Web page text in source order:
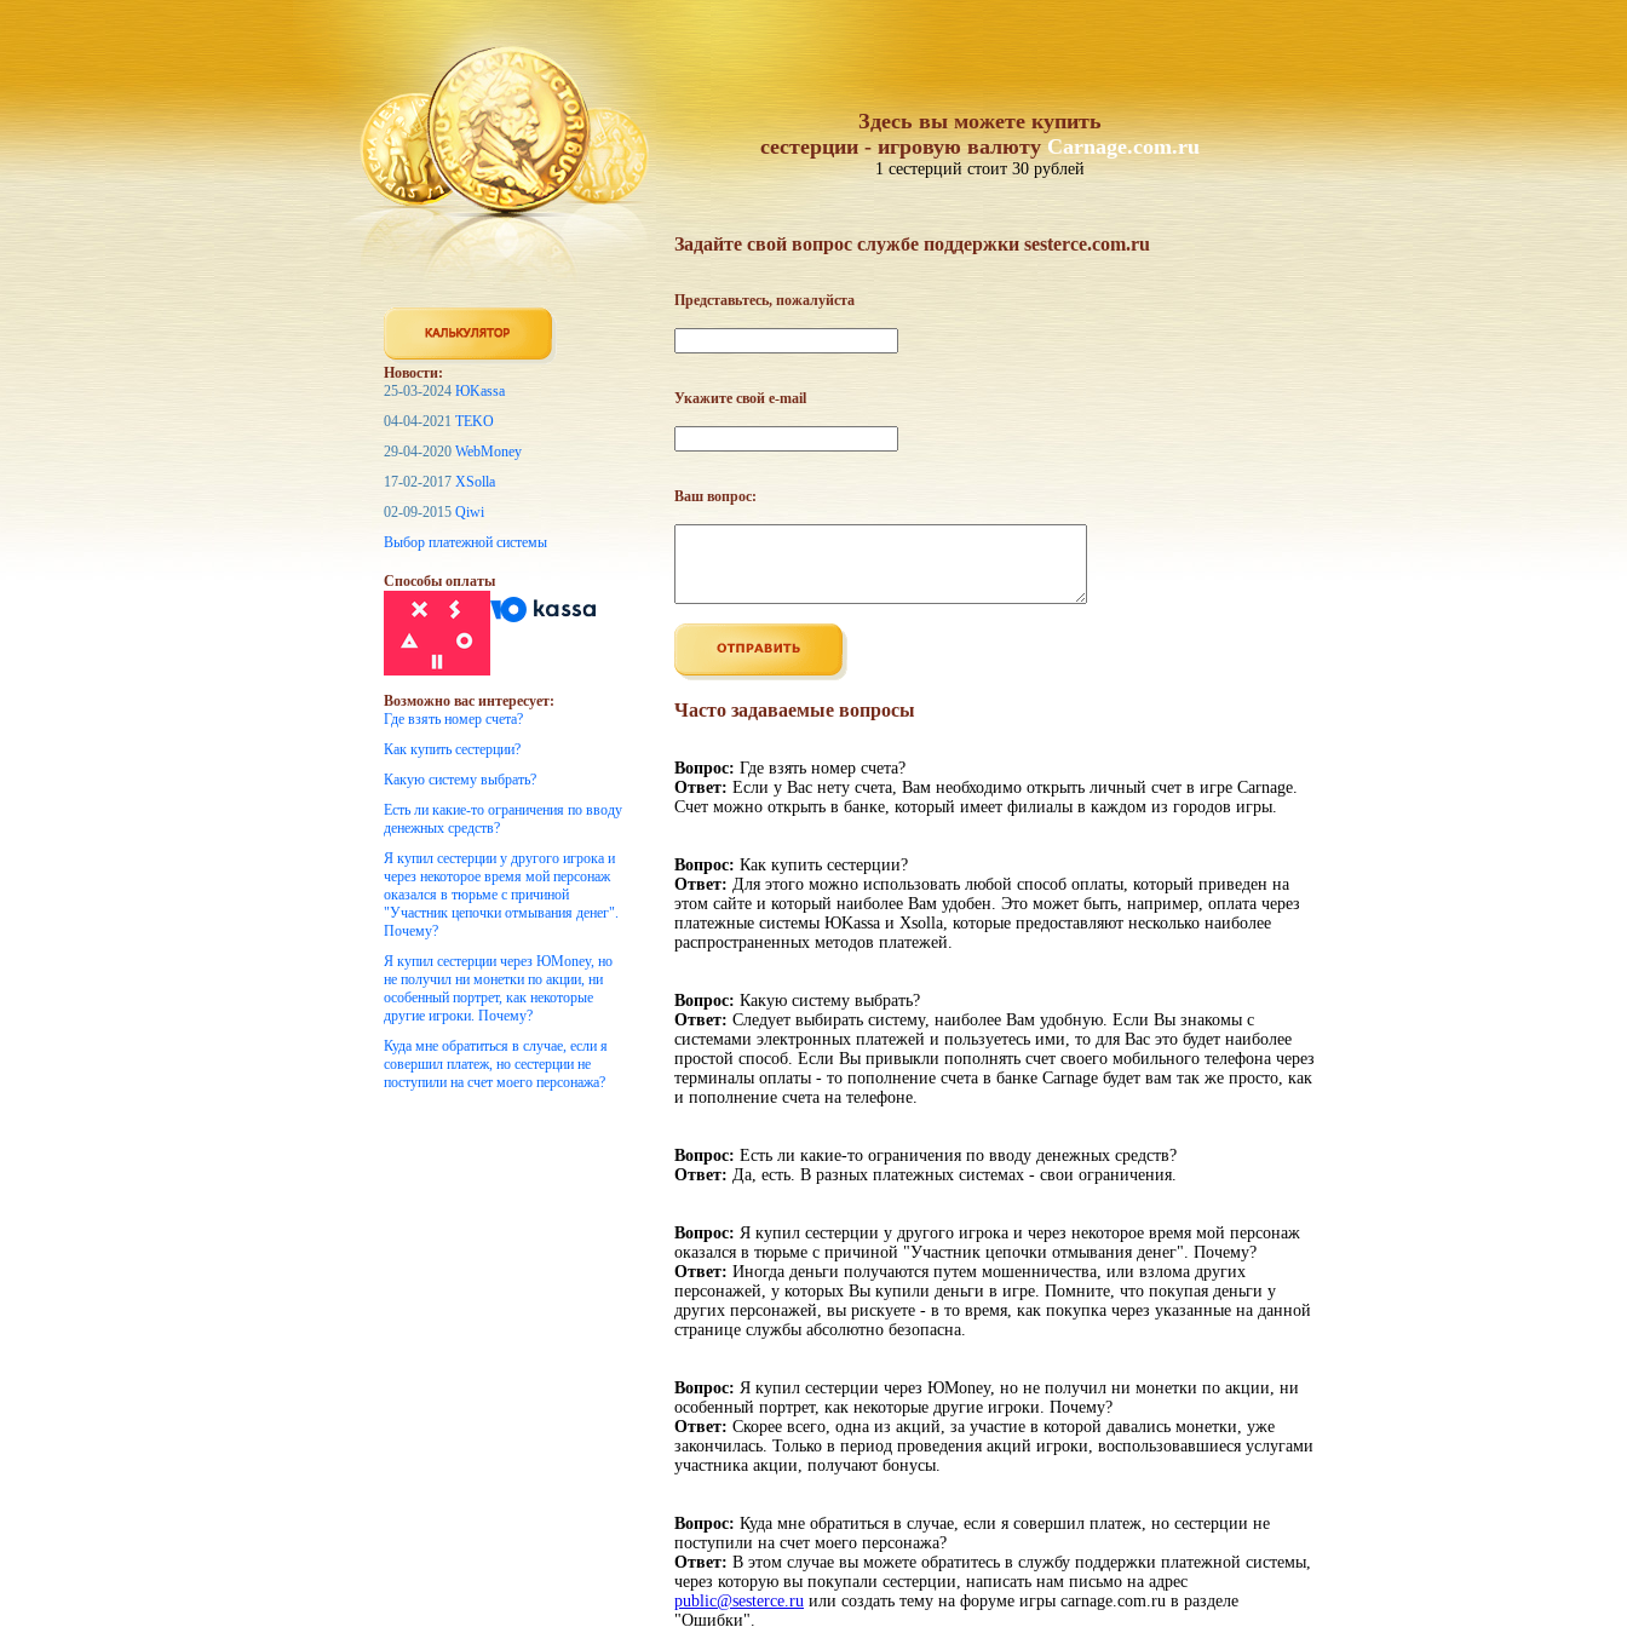
Здесь вы можете купить
сестерции - игровую валютуCarnage.com.ru
1 сестерций стоит 30 рублей
Задайте свой вопрос службе поддержки sesterce.com.ru
Представьтесь, пожалуйста
Укажите свой e-mail
Ваш вопрос:
Часто задаваемые вопросы
Вопрос: Где взять номер счета?
Ответ: Если у Вас нету счета, Вам необходимо открыть личный счет в игре Carnage.
Счет можно открыть в банке, который имеет филиалы в каждом из городов игры.
Вопрос: Как купить сестерции?
Ответ: Для этого можно использовать любой способ оплаты, который приведен на
этом сайте и который наиболее Вам удобен. Это может быть, например, оплата через
платежные системы ЮKassa и Xsolla, которые предоставляют несколько наиболее
распространенных методов платежей.
Вопрос: Какую систему выбрать?
Ответ: Следует выбирать систему, наиболее Вам удобную. Если Вы знакомы с
системами электронных платежей и пользуетесь ими, то для Вас это будет наиболее
простой способ. Если Вы привыкли пополнять счет своего мобильного телефона через
терминалы оплаты - то пополнение счета в банке Carnage будет вам так же просто, как
и пополнение счета на телефоне.
Вопрос: Есть ли какие-то ограничения по вводу денежных средств?
Ответ: Да, есть. В разных платежных системах - свои ограничения.
Вопрос: Я купил сестерции у другого игрока и через некоторое время мой персонаж
оказался в тюрьме с причиной "Участник цепочки отмывания денег". Почему?
Ответ: Иногда деньги получаются путем мошенничества, или взлома других
персонажей, у которых Вы купили деньги в игре. Помните, что покупая деньги у
других персонажей, вы рискуете - в то время, как покупка через указанные на данной
странице службы абсолютно безопасна.
Вопрос: Я купил сестерции через ЮMoney, но не получил ни монетки по акции, ни
особенный портрет, как некоторые другие игроки. Почему?
Ответ: Скорее всего, одна из акций, за участие в которой давались монетки, уже
закончилась. Только в период проведения акций игроки, воспользовавшиеся услугами
участника акции, получают бонусы.
Вопрос: Куда мне обратиться в случае, если я совершил платеж, но сестерции не
поступили на счет моего персонажа?
Ответ: В этом случае вы можете обратитесь в службу поддержки платежной системы,
через которую вы покупали сестерции, написать нам письмо на адрес
public@sesterce.ru или создать тему на форуме игры carnage.com.ru в разделе
"Ошибки".
Новости:
25-03-2024 ЮKassa
04-04-2021 TEKO
29-04-2020 WebMoney
17-02-2017 XSolla
02-09-2015 Qiwi
Выбор платежной системы
Способы оплаты
Возможно вас интересует:
Где взять номер счета?
Как купить сестерции?
Какую систему выбрать?
Есть ли какие-то ограничения по вводу
денежных средств?
Я купил сестерции у другого игрока и
через некоторое время мой персонаж
оказался в тюрьме с причиной
"Участник цепочки отмывания денег".
Почему?
Я купил сестерции через ЮMoney, но
не получил ни монетки по акции, ни
особенный портрет, как некоторые
другие игроки. Почему?
Куда мне обратиться в случае, если я
совершил платеж, но сестерции не
поступили на счет моего персонажа?